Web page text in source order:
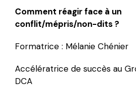
Comment réagir face à un
conflit/mépris/non-dits ?
Formatrice : Mélanie Chénier
Accélératrice de succès au
DCA